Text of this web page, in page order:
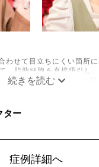
わせて目立ちにくい箇所
、脂肪細胞を直接吸引し
立たない部分から皮下へ
しびれ、むくみ、内出血
に貧血、細菌感染症、左
円(税込)
ター
症例詳細へ